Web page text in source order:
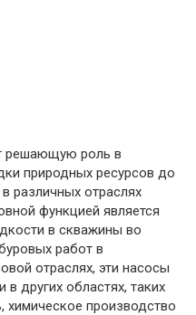
решающую роль в
природных ресурсов до
различных отраслях
функцией является
в скважины во
работ в
отраслях, эти насосы
других областях, таких
производство